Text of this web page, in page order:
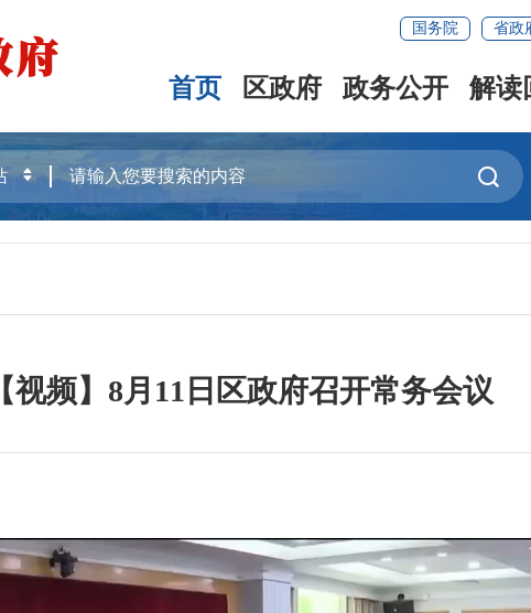
国务院 省政
首页 区政府 政务公开 解读
【视频】8月11日区政府召开常务会议